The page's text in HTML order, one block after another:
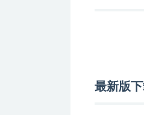
最新版